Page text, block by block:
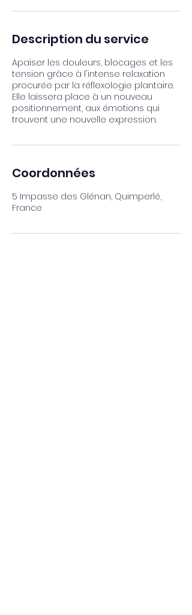
Description du service
Apaiser les douleurs, blocages et les
tension grâce à l'intense relaxation
procurée par la réflexologie plantaire.
Elle laissera place à un nouveau
positionnement, aux émotions qui
trouvent une nouvelle expression.
Coordonnées
5 Impasse des Glénan, Quimperlé,
France